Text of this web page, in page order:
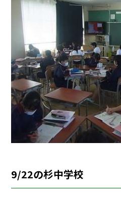
9/22の杉中学校